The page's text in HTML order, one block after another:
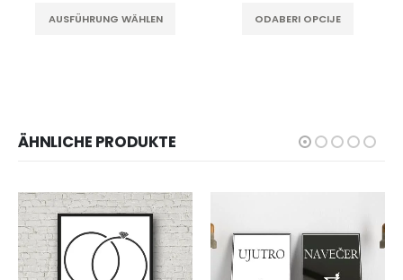
AUSFÜHRUNG WÄHLEN ODABERI OPCIJE
ÄHNLICHE PRODUKTE